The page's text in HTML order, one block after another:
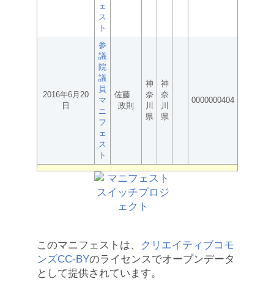
ェ
ス
ト
2016年6月20
日
参
議
院
議
員
マ
ニ
フ
ェ
ス
ト
佐藤
政則
神
奈
川
県
神
奈
川
県
0000000404
このマニフェストは、
クリエイティブコモ
ンズCC-BYのライセンスでオープンデータ
として提供されています。